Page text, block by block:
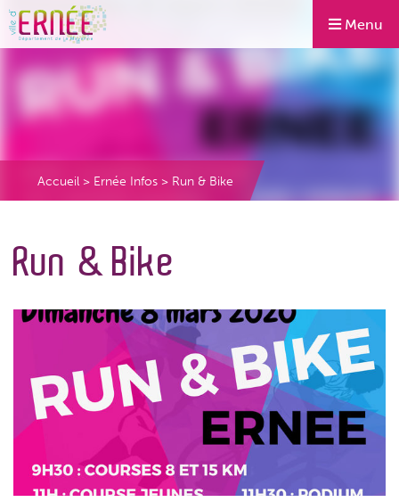
Menu
Accueil > Ernée Infos > Run & Bike
Run & Bike